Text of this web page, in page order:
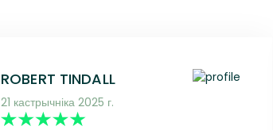
ROBERT TINDALL
21 кастрычніка 2025 г.